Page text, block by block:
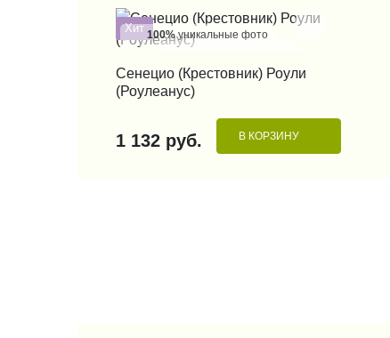
Хит 100%уникальные фото
КУПИТЬ В 1 КЛИК
Сенецио (Крестовник) Роули
(Роулеанус)
1 132 руб. В КОРЗИНУ